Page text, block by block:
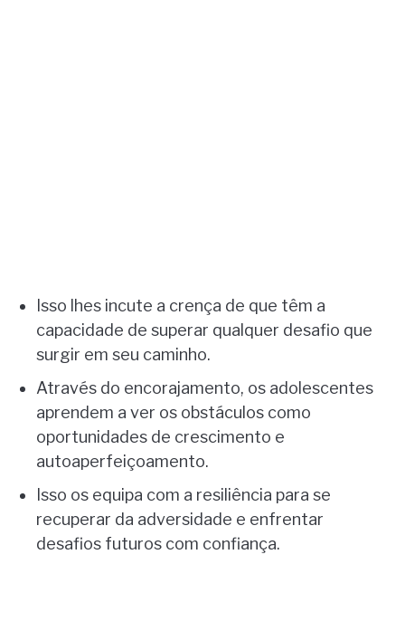
Isso lhes incute a crença de que têm a
capacidade de superar qualquer desafio que
surgir em seu caminho.
Através do encorajamento, os adolescentes
aprendem a ver os obstáculos como
oportunidades de crescimento e
autoaperfeiçoamento.
Isso os equipa com a resiliência para se
recuperar da adversidade e enfrentar
desafios futuros com confiança.